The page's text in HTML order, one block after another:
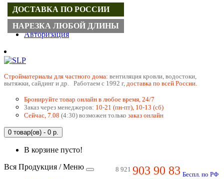
Регистрация
Авторизация
Cтройматериалы для частного дома: вентиляция кровли, водостоки,
вытяжки, сайдинг и др. Работаем с 1992 г, доставка по всей России.
Бронируйте товар онлайн в любое время, 24/7
Заказ через менеджеров: 10-21 (пн-пт), 10-13 (сб)
Сейчас, 7.08 (4:30) возможен только заказ онлайн
0 товар(ов) - 0 р.
В корзине пусто!
8 921 903 90 83 Беспл. по РФ
Вся Продукция / Меню
ДОСТАВКА ПО РОССИИ
НАРЕЗКА ЛЮБОЙ ДЛИНЫ